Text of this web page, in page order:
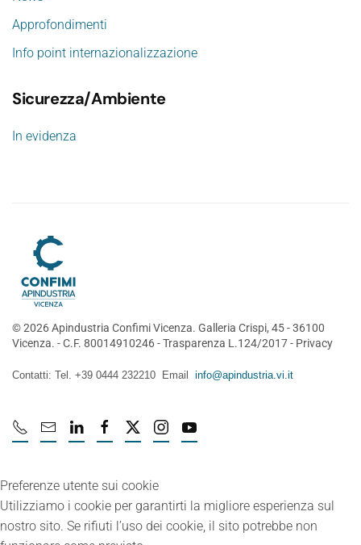
Approfondimenti
Info point internazionalizzazione
Sicurezza/Ambiente
In evidenza
©2026Apindustria Confimi Vicenza. Galleria Crispi, 45 - 36100
Vicenza. - C.F. 80014910246 -Trasparenza L.124/2017- Privacy
Contatti: Tel. +39 0444 232210 Email info@apindustria.vi.it
Preferenze utente sui cookie
Utilizziamo i cookie per garantirti la migliore esperienza sul
nostro sito. Se rifiuti l’uso dei cookie, il sito potrebbe non